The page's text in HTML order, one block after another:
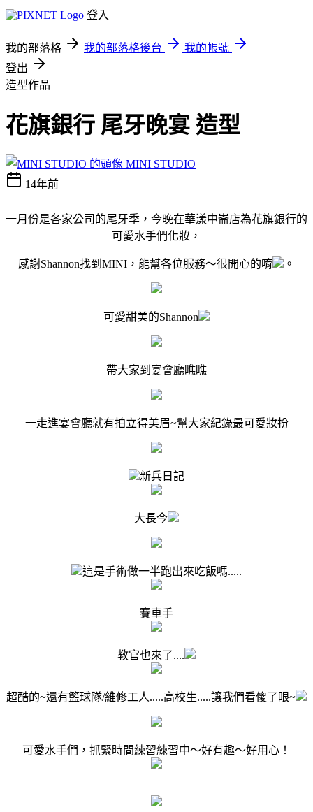
登入
我的部落格 我的部落格後台
我的帳號
登出
造型作品
花旗銀行 尾牙晚宴 造型
MINI STUDIO
14年前
一月份是各家公司的尾牙季，今晚在華漾中崙店為花旗銀行的
可愛水手們化妝，
感謝Shannon找到MINI，能幫各位服務～很開心的唷 。
可愛甜美的Shannon
帶大家到宴會廳瞧瞧
一走進宴會廳就有拍立得美眉~幫大家紀錄最可愛妝扮
新兵日記
大長今
這是手術做一半跑出來吃飯嗎.....
賽車手
教官也來了....
超酷的~還有籃球隊/維修工人.....高校生.....讓我們看傻了眼~
可愛水手們，抓緊時間練習練習中～好有趣～好用心！